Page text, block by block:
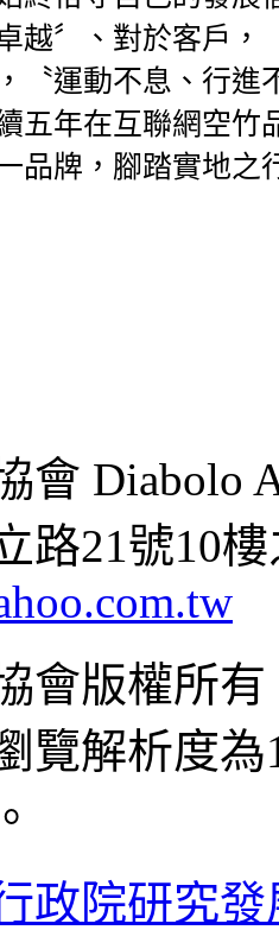
越〞、對於客戶，
〝運動不息、行進
五年在互聯網空竹
品牌，腳踏實地之
會 Diabolo
路21號10
會版權所
覽解析度
政院研究